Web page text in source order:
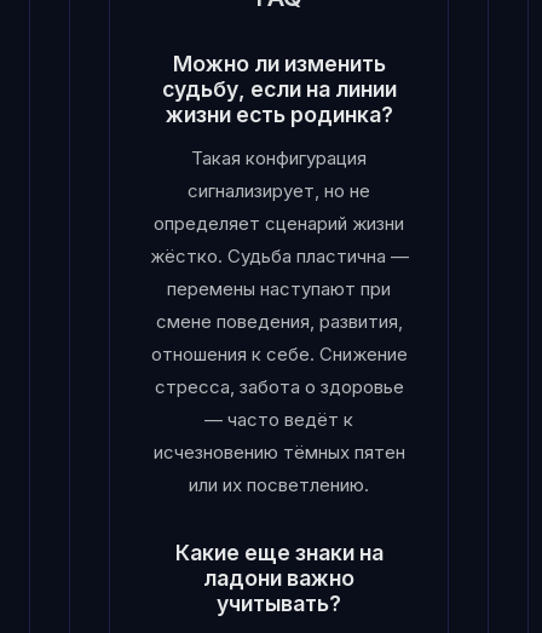
Можно ли изменить
судьбу, если на линии
жизни есть родинка?
Такая конфигурация
сигнализирует, но не
определяет сценарий жизни
жёстко. Судьба пластична —
перемены наступают при
смене поведения, развития,
отношения к себе. Снижение
стресса, забота о здоровье
— часто ведёт к
исчезновению тёмных пятен
или их посветлению.
Какие еще знаки на
ладони важно
учитывать?